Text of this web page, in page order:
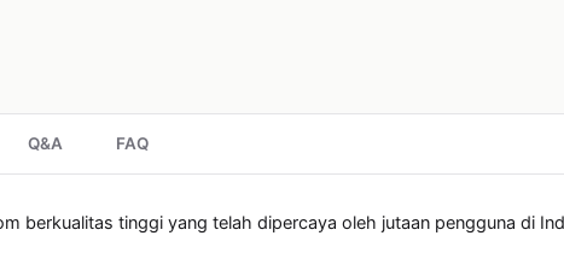
Q&A FAQ
berkualitas tinggi yang telah dipercaya oleh jutaan pengguna di